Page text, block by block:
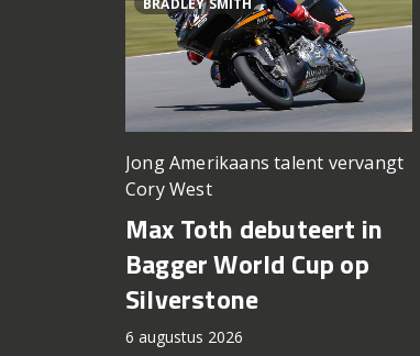
Jong Amerikaans talent vervangt
Cory West
Max Toth debuteert in
Bagger World Cup op
Silverstone
6 augustus 2026